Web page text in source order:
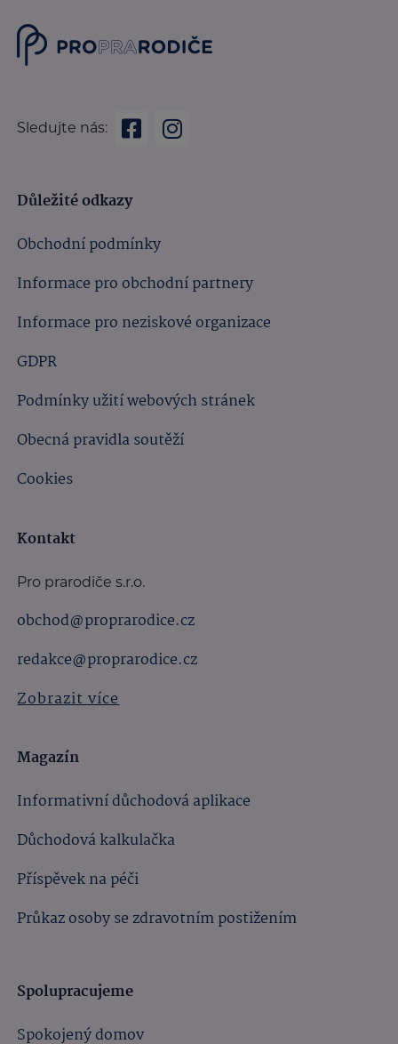
Sledujte nás:
Důležité odkazy
Obchodní podmínky
Informace pro obchodní partnery
Informace pro neziskové organizace
GDPR
Podmínky užití webových stránek
Obecná pravidla soutěží
Cookies
Kontakt
Pro prarodiče s.r.o.
obchod@proprarodice.cz
redakce@proprarodice.cz
Zobrazit více
Magazín
Informativní důchodová aplikace
Důchodová kalkulačka
Příspěvek na péči
Průkaz osoby se zdravotním postižením
Spolupracujeme
Spokojený domov